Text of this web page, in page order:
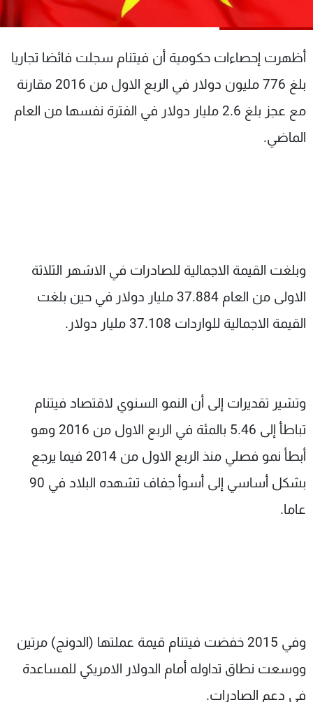
أظهرت إحصاءات حكومية أن فيتنام سجلت فائضا تجاريا
بلغ 776 مليون دولار في الربع الاول من 2016 مقارنة
مع عجز بلغ 2.6 مليار دولار في الفترة نفسها من العام
الماضي.
وبلغت القيمة الاجمالية للصادرات في الاشهر الثلاثة
الاولى من العام 37.884 مليار دولار في حين بلغت
القيمة الاجمالية للواردات 37.108 مليار دولار.
وتشير تقديرات إلى أن النمو السنوي لاقتصاد فيتنام
تباطأ إلى 5.46 بالمئة في الربع الاول من 2016 وهو
أبطأ نمو فصلي منذ الربع الاول من 2014 فيما يرجع
بشكل أساسي إلى أسوأ جفاف تشهده البلاد في 90
عاما.
وفي 2015 خفضت فيتنام قيمة عملتها (الدونج) مرتين
ووسعت نطاق تداوله أمام الدولار الامريكي للمساعدة
في دعم الصادرات.
الترددات
عن MTV
الإنـتـاج
لاعلاناتكم
وظائف
تواصل معنا
شروط الإسـتخدام
سياسة الخصوصية